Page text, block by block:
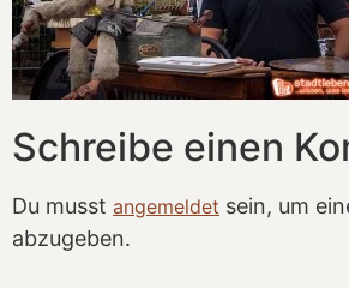
Schreibe einen
Du musst angemeldet sein, um
abzugeben.